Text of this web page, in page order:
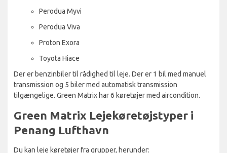
Perodua Myvi
Perodua Viva
Proton Exora
Toyota Hiace
Der er benzinbiler til rådighed til leje. Der er 1 bil med manuel
transmission og 5 biler med automatisk transmission
tilgængelige. Green Matrix har 6 køretøjer med aircondition.
Green Matrix Lejekøretøjstyper i
Penang Lufthavn
Du kan leje køretøjer fra grupper, herunder: